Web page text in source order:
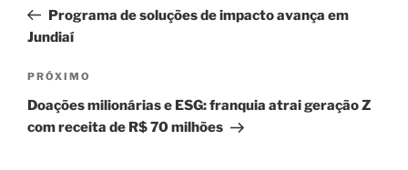
Post
anterior
Programa de soluções de impacto avança em
Jundiaí
Próximo
post
PRÓXIMO
Doações milionárias e ESG: franquia atrai geração Z
com receita de R$ 70 milhões